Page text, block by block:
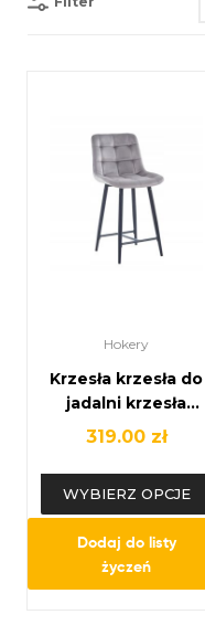
Hokery
Krzesła krzesła do
jadalni krzesła
tapicerowane
319.00 zł
WYBIERZ OPCJE
Dodaj do listy
życzeń